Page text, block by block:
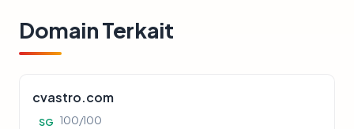
Domain Terkait
cvastro.com
SG 100/100